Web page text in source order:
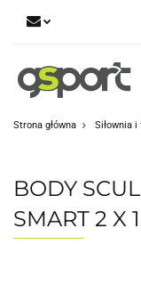
Strona główna Siłownia
BODY
SMART 2 X